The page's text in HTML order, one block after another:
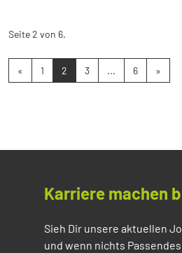
Seite 2 von 6.
« 1 2 3 ... 6 »
Karriere machen
Sieh Dir unsere aktuellen
und wenn nichts